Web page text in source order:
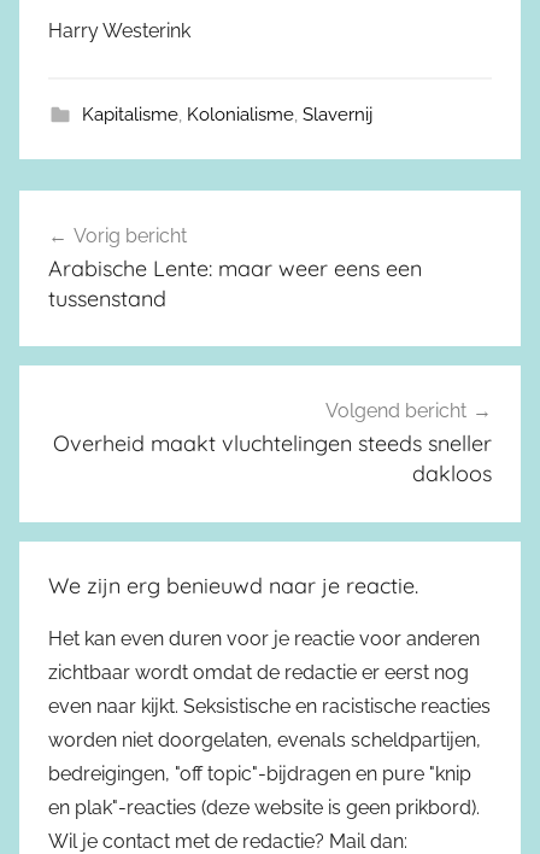
Harry Westerink
Kapitalisme, Kolonialisme, Slavernij
Berichtnavigatie
Vorig bericht
Arabische Lente: maar weer eens een
tussenstand
Volgend bericht
Overheid maakt vluchtelingen steeds sneller
dakloos
We zijn erg benieuwd naar je reactie.
Het kan even duren voor je reactie voor anderen
zichtbaar wordt omdat de redactie er eerst nog
even naar kijkt. Seksistische en racistische reacties
worden niet doorgelaten, evenals scheldpartijen,
bedreigingen, "off topic"-bijdragen en pure "knip
en plak"-reacties (deze website is geen prikbord).
Wil je contact met de redactie? Mail dan: